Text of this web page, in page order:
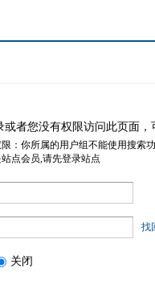
或者您没有权限访问此页面
：你所属的用户组不能使用搜索
点会员,请先登录站点
找
关闭